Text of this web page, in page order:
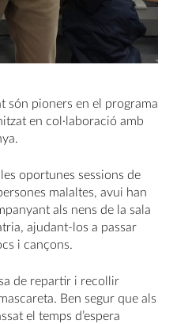
són pioners en el programa
en col·laboració amb
oportunes sessions de
malaltes, avui han
als nens de la sala
ajudant-los a passar
i cançons.
de repartir i recollir
Ben segur que als
el temps d’espera